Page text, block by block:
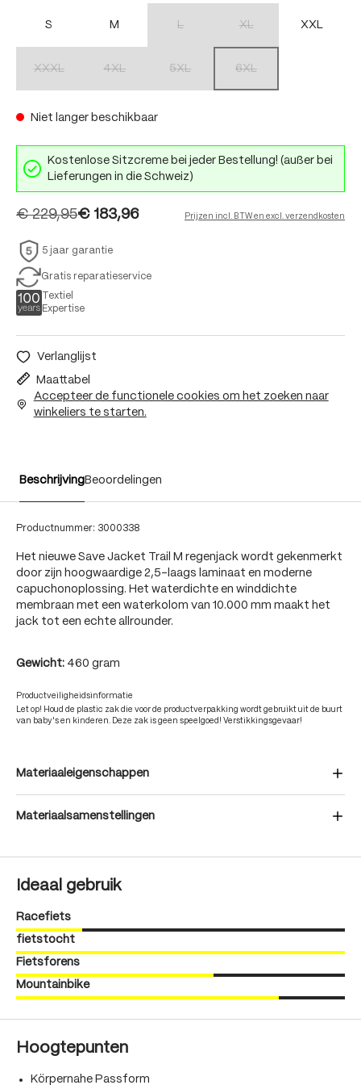
S M L XL XXL
XXXL 4XL 5XL 6XL
Niet langer beschikbaar
Kostenlose Sitzcreme bei jeder Bestellung! (außer bei
Lieferungen in die Schweiz)
€ 183,96
€ 229,95 Prijzen incl. BTW en excl. verzendkosten
5 jaar garantie
Gratis reparatieservice
Textiel
Expertise
Verlanglijst
Maattabel
Accepteer de functionele cookies om het zoeken naar
winkeliers te starten.
BeschrijvingBeoordelingen
Productnummer: 3000338
Het nieuwe Save Jacket Trail M regenjack wordt gekenmerkt
door zijn hoogwaardige 2,5-laags laminaat en moderne
capuchonoplossing. Het waterdichte en winddichte
membraan met een waterkolom van 10.000 mm maakt het
jack tot een echte allrounder.
Gewicht: 460 gram
Productveiligheidsinformatie
Let op! Houd de plastic zak die voor de productverpakking wordt gebruikt uit de buurt
van baby's en kinderen. Deze zak is geen speelgoed! Verstikkingsgevaar!
Materiaaleigenschappen
Materiaalsamenstellingen
Ideaal gebruik
Racefiets
fietstocht
Fietsforens
Mountainbike
Hoogtepunten
Körpernahe Passform